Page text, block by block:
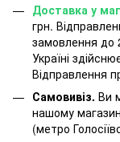
Доставка у
грн.
замовлення до
Україні
Відправлення
Самовивіз. Ви
нашому
(метро